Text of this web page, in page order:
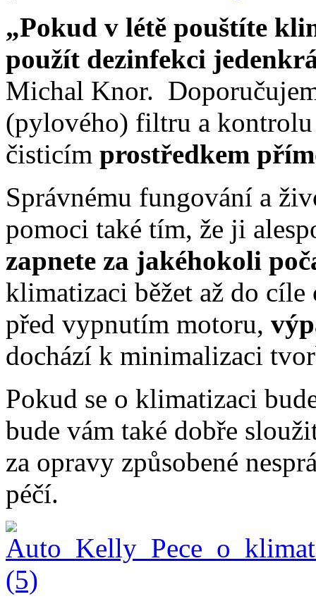
„Pokud v létě pouštíte
použít dezinfekci
Michal Knor.
(pylového) filtru a
čisticím prostředkem
Správnému fungování a
pomoci také tím, že ji
zapnete za jakéhokoli
klimatizaci běžet až do
před vypnutím motoru,
dochází k minimalizaci
Pokud se o klimatizaci
bude vám také dobře
za opravy způsobené
péčí.